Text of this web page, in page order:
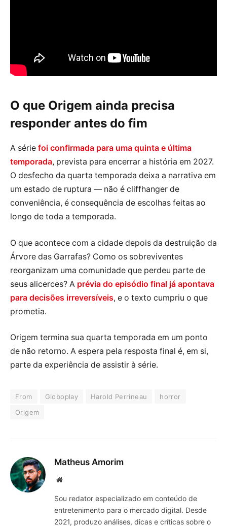
O que Origem ainda precisa
responder antes do fim
A série foi confirmada para uma quinta e última
temporada, prevista para encerrar a história em 2027.
O desfecho da quarta temporada deixa a narrativa em
um estado de ruptura — não é cliffhanger de
conveniência, é consequência de escolhas feitas ao
longo de toda a temporada.
O que acontece com a cidade depois da destruição da
Árvore das Garrafas? Como os sobreviventes
reorganizam uma comunidade que perdeu parte de
seus alicerces? A prévia do episódio final já apontava
para decisões irreversíveis, e o texto cumpriu o que
prometia.
Origem termina sua quarta temporada em um ponto
de não retorno. A espera pela resposta final é, em si,
parte da experiência de assistir à série.
From Globoplay Harold Perrineau
horror
Origem
Matheus Amorim
Website
Sou redator especializado em conteúdo de
entretenimento para o mercado digital. Desde
2021, produzo análises, dicas e críticas sobre o